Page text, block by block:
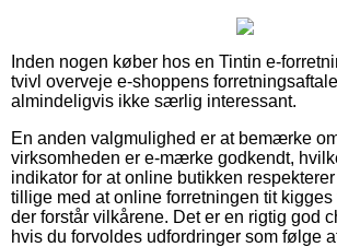
Inden nogen køber hos en Tintin e-
tvivl overveje e-shoppens
almindeligvis ikke særlig interessant.
En anden valgmulighed er at bemærke
virksomheden er e-mærke godkendt,
indikator for at online butikken
tillige med at online forretningen tit
der forstår vilkårene. Det er en rigtig god
hvis du forvoldes udfordringer som følge